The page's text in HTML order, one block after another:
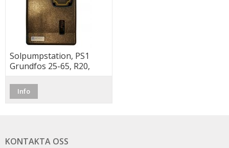
Solpumpstation, PS1
Grundfos 25-65, R20,
Info
KONTAKTA OSS